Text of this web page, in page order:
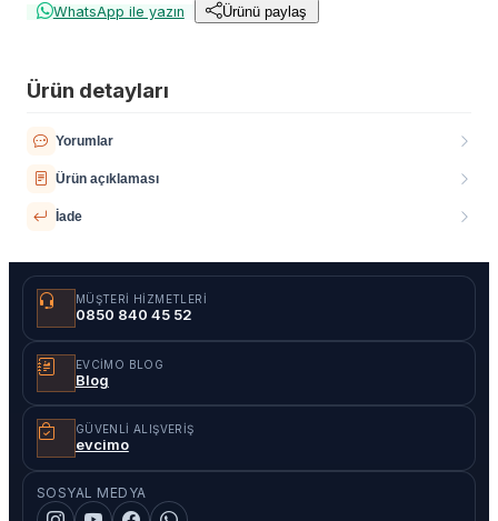
WhatsApp ile yazın
Ürünü paylaş
Ürün detayları
Yorumlar
Ürün açıklaması
İade
MÜŞTERI HIZMETLERI
0850 840 45 52
EVCIMO BLOG
Blog
GÜVENLI ALIŞVERIŞ
evcimo
SOSYAL MEDYA